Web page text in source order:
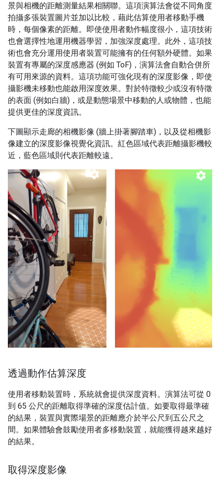
景與相機的距離測量結果相關聯。這項演算法會從不同角度
拍攝多張裝置圖片並加以比較，藉此估算使用者移動手機
時，每個像素的距離。即使使用者動作幅度很小，這項技術
也會選擇性地運用機器學習，加強深度處理。此外，這項技
術也會充分運用使用者裝置可能擁有的任何額外硬體。如果
裝置有專屬的深度感應器 (例如 ToF)，演算法會自動合併所
有可用來源的資料。這項功能可強化現有的深度影像，即使
攝影機未移動也能啟用深度效果。對於特徵較少或沒有特徵
的表面 (例如白牆)，或是動態場景中移動的人或物體，也能
提供更佳的深度資訊。
下圖顯示走廊的相機影像 (牆上掛著腳踏車)，以及從相機影
像建立的深度影像視覺化資訊。紅色區域代表距離攝影機較
近，藍色區域則代表距離較遠。
透過動作估算深度
使用者移動裝置時，系統就會提供深度資料。演算法可從 0
到 65 公尺的距離取得準確的深度估計值。如要取得最準確
的結果，裝置與實際場景的距離應介於半公尺到五公尺之
間。如果體驗會鼓勵使用者多移動裝置，就能獲得越來越好
的結果。
取得深度影像